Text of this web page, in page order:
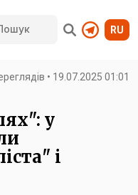
RU
• 19.07.2025 01:01
у
і